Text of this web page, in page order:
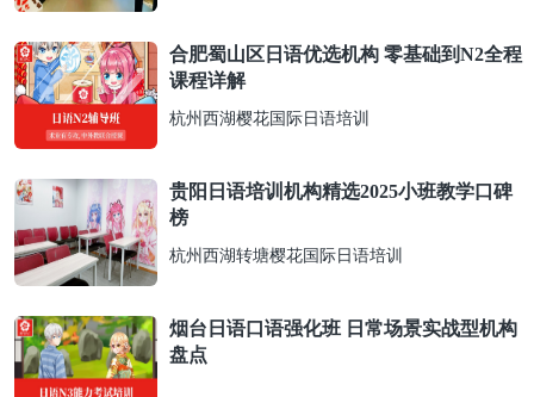
合肥蜀山区日语优选机构 零基础到N2全程
课程详解
杭州西湖樱花国际日语培训
贵阳日语培训机构精选2025小班教学口碑
榜​
杭州西湖转塘樱花国际日语培训
烟台日语口语强化班 日常场景实战型机构
盘点​